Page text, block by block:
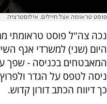
פוסט טראומה אצל חיילים. אילוסטרציה
נכה צה"ל פוסט טראומתי
היום (שני) למשרדי אגף
המאבטחים בכניסה - שפך
ניסה לטפס על הגדר
כך דיווח הכתב דורון קדוש.